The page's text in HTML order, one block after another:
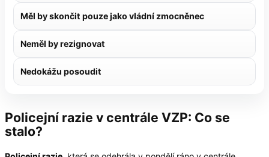
Měl by skončit pouze jako vládní zmocněnec
Neměl by rezignovat
Nedokážu posoudit
Policejní razie v centrále VZP: Co se
stalo?